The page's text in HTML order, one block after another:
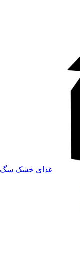
غذای خشک سگ